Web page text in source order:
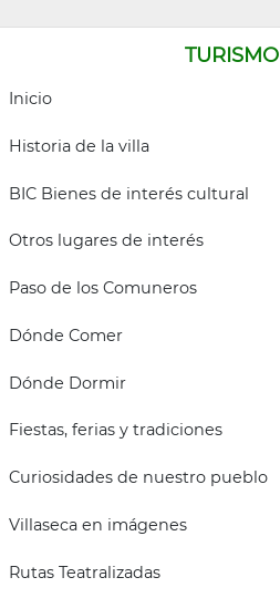
TURISMO
Inicio
Historia de la villa
BIC Bienes de interés cultural
Otros lugares de interés
Paso de los Comuneros
Dónde Comer
Dónde Dormir
Fiestas, ferias y tradiciones
Curiosidades de nuestro pueblo
Villaseca en imágenes
Rutas Teatralizadas